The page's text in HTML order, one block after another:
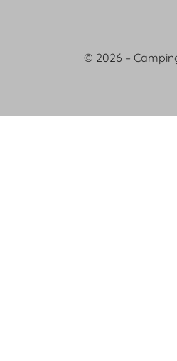
© 2026 –